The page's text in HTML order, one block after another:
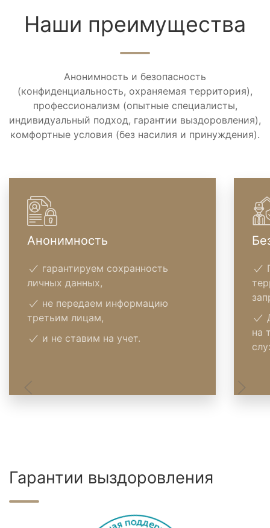
Наши преимущества
Анонимность и безопасность
(конфиденциальность, охраняемая территория),
профессионализм (опытные специалисты,
индивидуальный подход, гарантии выздоровления),
комфортные условия (без насилия и принуждения).
Анонимность
гарантируем сохранность
личных данных,
не передаем информацию
третьим лицам,
и не ставим на учет.
на
Гарантии выздоровления